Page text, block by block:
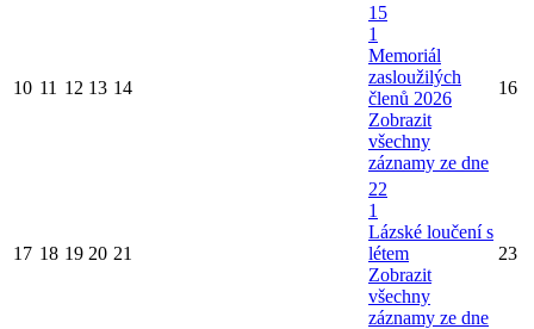
10 11 12 13 14
15
1
Memoriál
zasloužilých
členů 2026
Zobrazit
všechny
záznamy ze dne
16
17 18 19 20 21
22
1
Lázské loučení s
létem
Zobrazit
všechny
záznamy ze dne
23